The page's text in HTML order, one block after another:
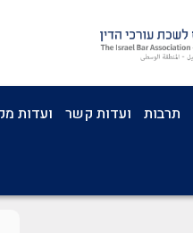
תרבות ועדות קשר ועדות